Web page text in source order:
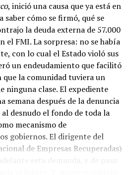
, inició una causa que ya está en
saber cómo se firmó, qué se
la deuda externa de 57.000
el FMI. La sorpresa: no se había
con lo cual el Estado violó sus
un endeudamiento que facilitó
que la comunidad tuviera un
ninguna clase. El expediente
semana después de la denuncia
desnudo el fondo de toda la
mecanismo de
gobiernos. El dirigente del
de Empresas Recuperadas)